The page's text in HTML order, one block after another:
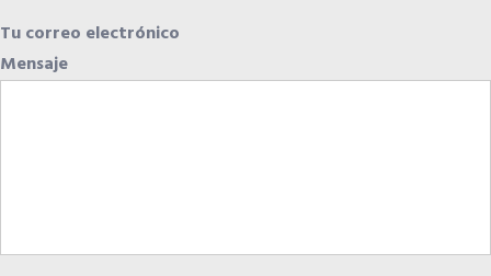
Tu correo electrónico
Mensaje